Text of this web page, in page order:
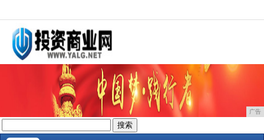
广告